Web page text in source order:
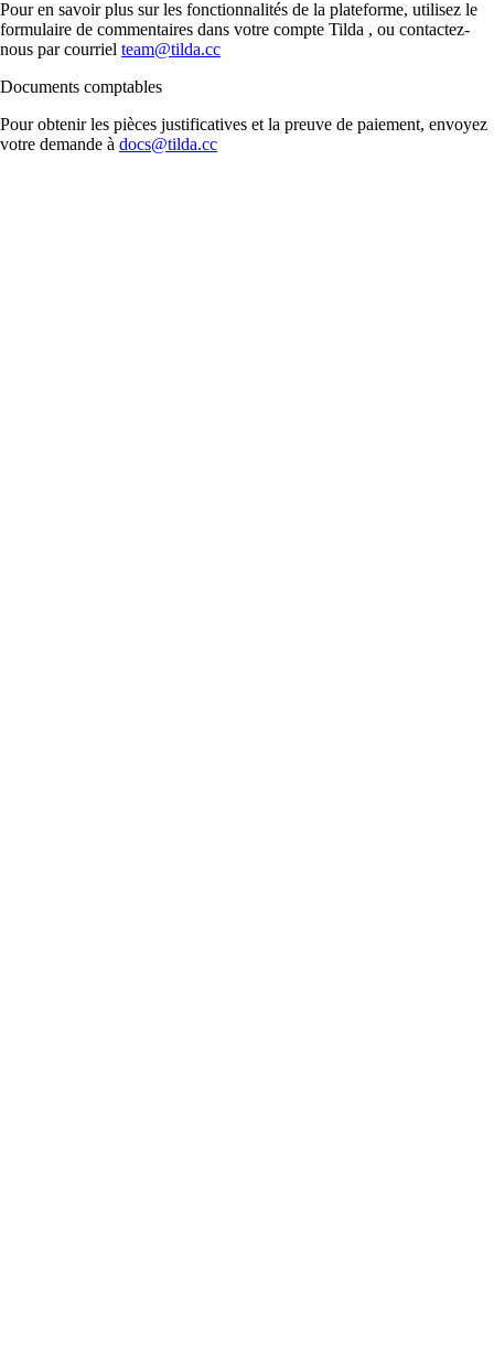
Pour en savoir plus sur les fonctionnalités de la plateforme, utilisez le
formulaire de commentaires dans votre compte Tilda , ou contactez-
nous par courriel team@tilda.cc
Documents comptables
Pour obtenir les pièces justificatives et la preuve de paiement, envoyez
votre demande à docs@tilda.cc